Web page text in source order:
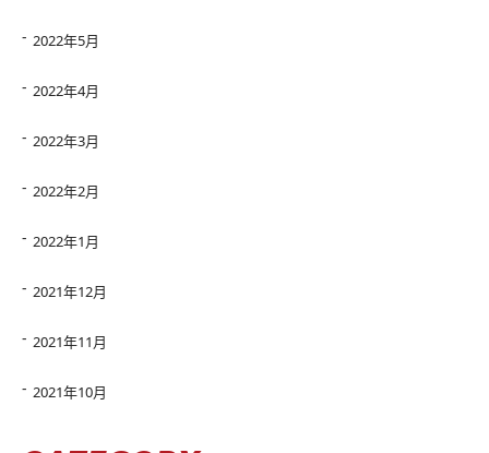
2022年5月
2022年4月
2022年3月
2022年2月
2022年1月
2021年12月
2021年11月
2021年10月